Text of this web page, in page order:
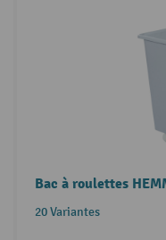
Bac à roulettes
20 Variantes